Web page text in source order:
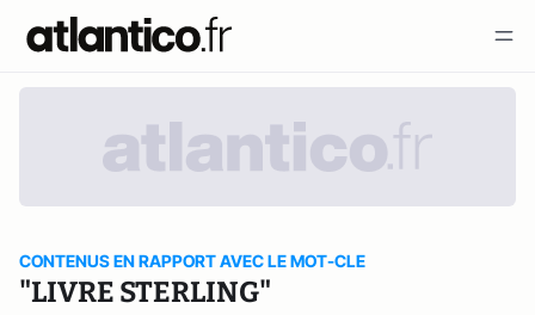
CONTENUS EN RAPPORT AVEC LE MOT-CLE
"LIVRE STERLING"